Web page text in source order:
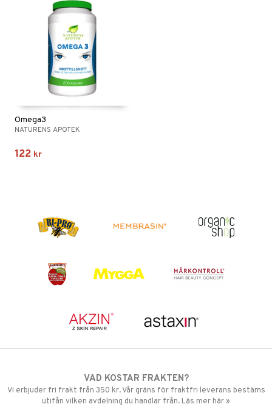
Omega3
NATURENS APOTEK
122 kr
VAD KOSTAR FRAKTEN?
Vi erbjuder fri frakt från 350 kr. Vår gräns för fraktfri leverans bestäms
utifån vilken avdelning du handlar från. Läs mer här »